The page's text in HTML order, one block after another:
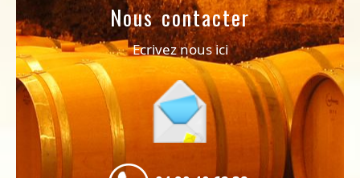
Nous contacter
Ecrivez nous ici